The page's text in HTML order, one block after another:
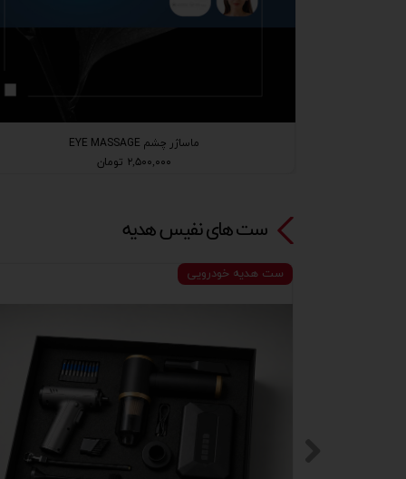
ماساژر چشم EYE MASSAGE
۲,۵۰۰,۰۰۰ تومان
ست هدیه خودرویی
ست های نفیس هدیه​​​​​​​